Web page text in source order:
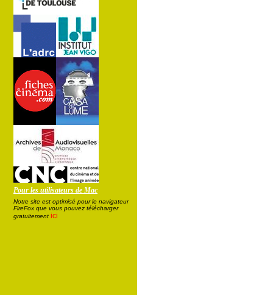
Pour les utilisateurs de Mac
Notre site est optimisé pour le navigateur
FireFox que vous pouvez télécharger
gratuitement ici